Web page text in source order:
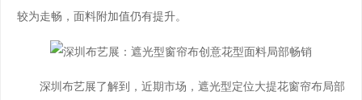
较为走畅，面料附加值仍有提升。
深圳布艺展了解到，近期市场，遮光型定位大提花窗帘布局部